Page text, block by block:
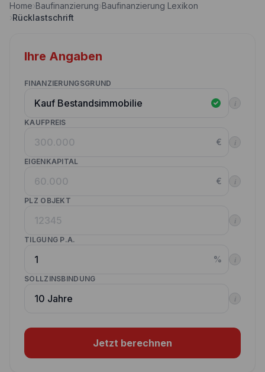
Nebenkostenrechner
Annuitätenrechner
Wettbewerbe
Kunden werben Kunden
Kontakt
Home›Baufinanzierung›Baufinanzierung Lexikon
›Rücklastschrift
Ihre Angaben
FINANZIERUNGSGRUND
i
KAUFPREIS
€ i
EIGENKAPITAL
€ i
PLZ OBJEKT
i
TILGUNG P.A.
% i
SOLLZINSBINDUNG
i
Jetzt berechnen